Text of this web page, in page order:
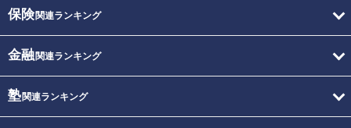
保険関連ランキング
金融関連ランキング
塾関連ランキング